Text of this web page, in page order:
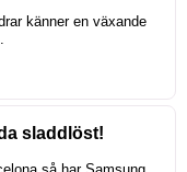
känner en växande
sladdlöst!